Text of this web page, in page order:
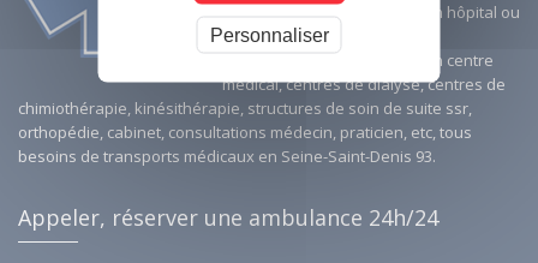
- transports depuis ou vers un hôpital ou
une clinique.
- transports depuis ou vers un centre
médical, centres de dialyse, centres de
chimiothérapie, kinésithérapie, structures de soin de suite ssr,
orthopédie, cabinet, consultations médecin, praticien, etc, tous
besoins de transports médicaux en Seine-Saint-Denis 93.
Appeler, réserver une ambulance 24h/24
Personnaliser